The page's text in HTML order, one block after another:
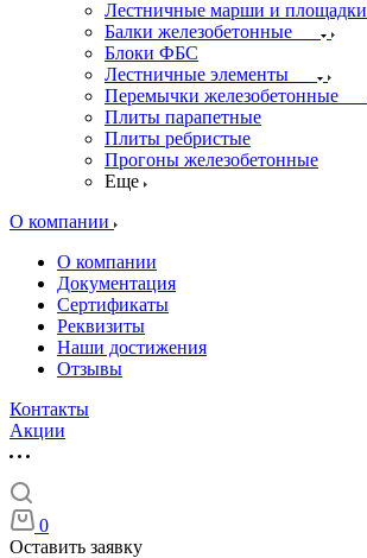
Лестничные марши и площадки
Балки железобетонные
Блоки ФБС
Лестничные элементы
Перемычки железобетонные
Плиты парапетные
Плиты ребристые
Прогоны железобетонные
Еще
О компании
О компании
Документация
Сертификаты
Реквизиты
Наши достижения
Отзывы
Контакты
Акции
0
Оставить заявку